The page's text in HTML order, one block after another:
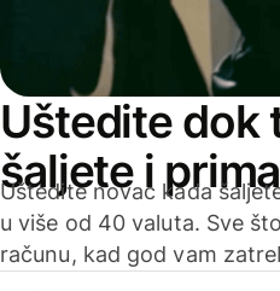
Uštedite dok
šaljete i
Uštedite novac kada
u više od 40 valuta. Sve
računu, kad god vam